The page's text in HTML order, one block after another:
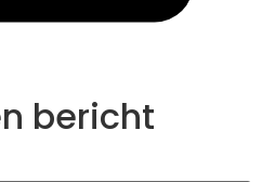
bericht